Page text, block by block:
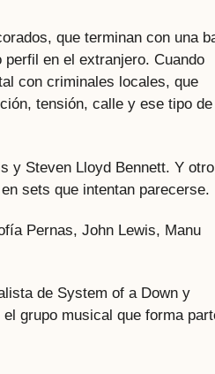
que terminan con una
en el extranjero. Cuando
con criminales locales, que
tensión, calle y ese tipo de
y Steven Lloyd Bennett. Y otro
sets que intentan parecerse.
Pernas, John Lewis, Manu
de System of a Down y
grupo musical que forma